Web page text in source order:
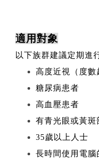
適用對象
以下族群建議定期進
高度近視（度數
糖尿病患者
高血壓患者
有青光眼或黃斑
35歲以上人士
長時間使用電腦